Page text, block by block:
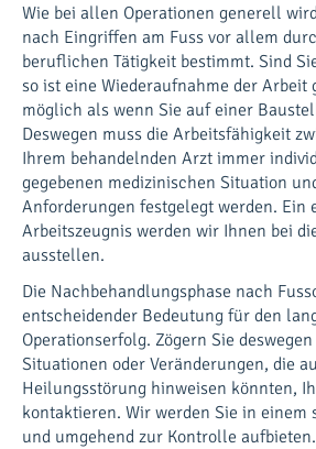
Wie bei allen Operationen generell
nach Eingriffen am Fuss vor allem
beruflichen Tätigkeit bestimmt. Sind
so ist eine Wiederaufnahme der
möglich als wenn Sie auf einer
Deswegen muss die Arbeitsfähigkeit
Ihrem behandelnden Arzt immer
gegebenen medizinischen Situation
Anforderungen festgelegt werden. Ein
Arbeitszeugnis werden wir Ihnen bei
ausstellen.
Die Nachbehandlungsphase nach
entscheidender Bedeutung für den
Operationserfolg. Zögern Sie
Situationen oder Veränderungen, die
Heilungsstörung hinweisen könnten,
kontaktieren. Wir werden Sie in einem
und umgehend zur Kontrolle aufbieten.